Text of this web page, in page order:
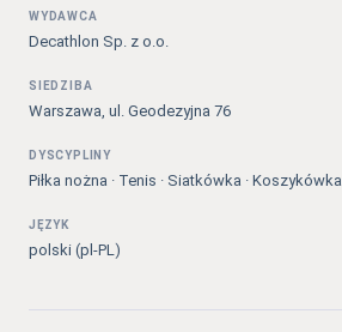
WYDAWCA
Decathlon Sp. z o.o.
SIEDZIBA
Warszawa, ul. Geodezyjna 76
DYSCYPLINY
Piłka nożna · Tenis · Siatkówka · Koszykówka
JĘZYK
polski (pl-PL)